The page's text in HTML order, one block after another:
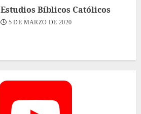
Estudios Bíblicos Católicos
5 DE MARZO DE 2020